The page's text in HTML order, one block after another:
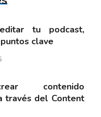
tu podcast,
clave
contenido
través del Content